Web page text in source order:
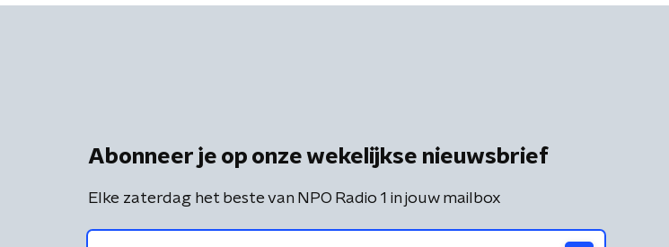
Abonneer je op onze wekelijkse nieuwsbrief
Elke zaterdag het beste van NPO Radio 1 in jouw mailbox